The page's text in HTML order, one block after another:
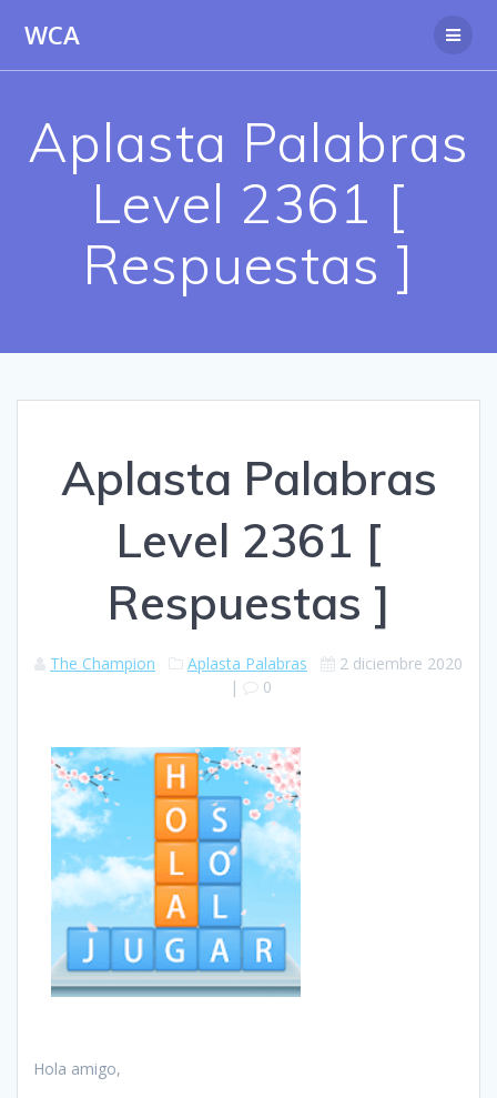
WCA
Aplasta Palabras
Level 2361 [
Respuestas ]
Aplasta Palabras
Level 2361 [
Respuestas ]
The Champion Aplasta Palabras
2 diciembre 2020
|
0
Hola amigo,